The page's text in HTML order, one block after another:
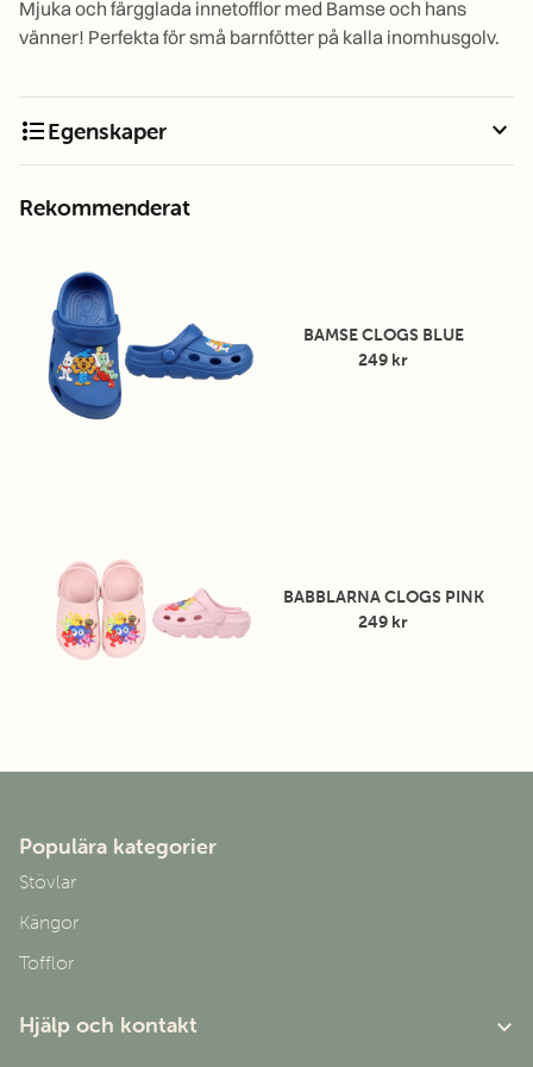
Mjuka och färgglada innetofflor med Bamse och hans
vänner! Perfekta för små barnfötter på kalla inomhusgolv.
format_list_bulletedEgenskaper expand_more
Rekommenderat
BAMSE CLOGS BLUE
249 kr
BABBLARNA CLOGS PINK
249 kr
Populära kategorier
Stövlar
Kängor
Tofflor
Hjälp och kontakt